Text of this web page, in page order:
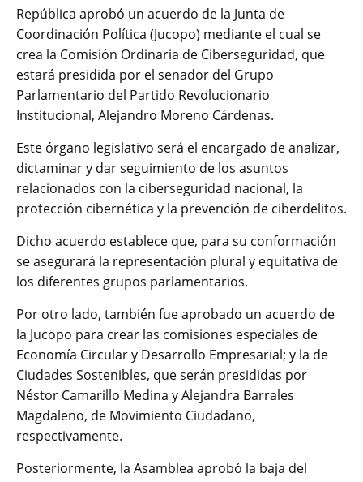
República aprobó un acuerdo de la Junta de
Coordinación Política (Jucopo) mediante el cual se
crea la Comisión Ordinaria de Ciberseguridad, que
estará presidida por el senador del Grupo
Parlamentario del Partido Revolucionario
Institucional, Alejandro Moreno Cárdenas.
Este órgano legislativo será el encargado de analizar,
dictaminar y dar seguimiento de los asuntos
relacionados con la ciberseguridad nacional, la
protección cibernética y la prevención de ciberdelitos.
Dicho acuerdo establece que, para su conformación
se asegurará la representación plural y equitativa de
los diferentes grupos parlamentarios.
Por otro lado, también fue aprobado un acuerdo de
la Jucopo para crear las comisiones especiales de
Economía Circular y Desarrollo Empresarial; y la de
Ciudades Sostenibles, que serán presididas por
Néstor Camarillo Medina y Alejandra Barrales
Magdaleno, de Movimiento Ciudadano,
respectivamente.
Posteriormente, la Asamblea aprobó la baja del